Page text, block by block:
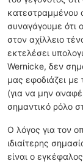
κατεστραμμένου
συναγάγουμε ότι
στον αχίλλειο
εκτελέσει
Wernicke, δεν
μας εφοδιάζει με
(για να μην
σημαντικό ρόλο
Ο λόγος για τον
ιδιαίτερης
είναι ο